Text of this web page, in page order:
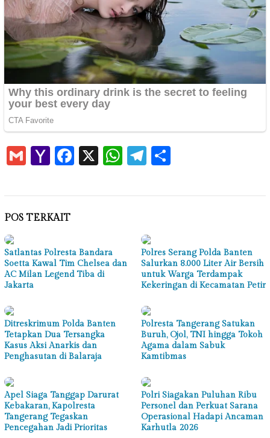
GmailYahoo
Mail
Facebook
X WhatsApp
Telegram
POS TERKAIT
Satlantas Polresta Bandara
Soetta Kawal Tim Chelsea dan
AC Milan Legend Tiba di
Jakarta
Polres Serang Polda Banten
Salurkan 8.000 Liter Air Bersih
untuk Warga Terdampak
Kekeringan di Kecamatan Petir
Ditreskrimum Polda Banten
Tetapkan Dua Tersangka
Kasus Aksi Anarkis dan
Penghasutan di Balaraja
Polresta Tangerang Satukan
Buruh, Ojol, TNI hingga Tokoh
Agama dalam Sabuk
Kamtibmas
Apel Siaga Tanggap Darurat
Kebakaran, Kapolresta
Tangerang Tegaskan
Pencegahan Jadi Prioritas
Polri Siagakan Puluhan Ribu
Personel dan Perkuat Sarana
Operasional Hadapi Ancaman
Karhutla 2026